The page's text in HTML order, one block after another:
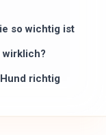
so wichtig ist
richtig